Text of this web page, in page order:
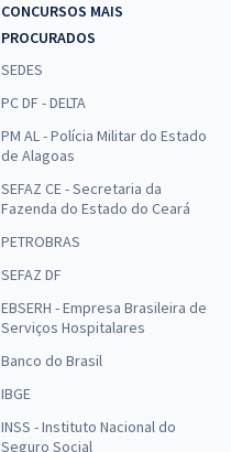
CONCURSOS MAIS
PROCURADOS
SEDES
PC DF - DELTA
PM AL - Polícia Militar do Estado
de Alagoas
SEFAZ CE - Secretaria da
Fazenda do Estado do Ceará
PETROBRAS
SEFAZ DF
EBSERH - Empresa Brasileira de
Serviços Hospitalares
Banco do Brasil
IBGE
INSS - Instituto Nacional do
Seguro Social